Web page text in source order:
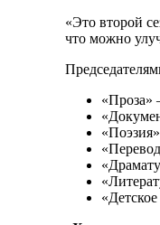
«Это второй
что можно
«Проза»